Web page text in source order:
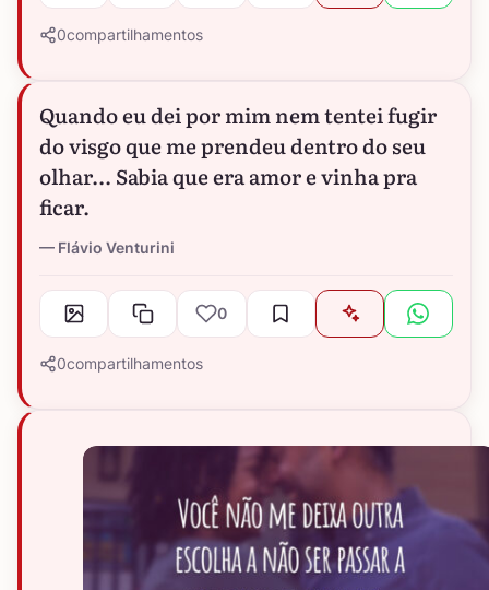
0compartilhamentos
Quando eu dei por mim nem tentei fugir
do visgo que me prendeu dentro do seu
olhar... Sabia que era amor e vinha pra
ficar.
Flávio Venturini
0
0compartilhamentos